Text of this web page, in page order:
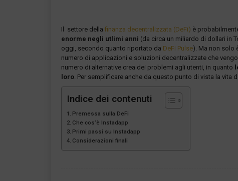
Il settore della finanza decentralizzata (DeFi) è
enorme negli utlimi anni (da circa un miliardo di dollari in
oggi, secondo quanto riportato da DeFi Pulse). Ma non solo
numero di applicazioni e soluzioni decentralizzate che
numero di alternative crea dei problemi agli utenti, in quanto
loro. Per semplificare anche da questo punto di vista la vita
Indice dei contenuti
Premessa sulla DeFi
Che cos’è Instadapp
Primi passi su Instadapp
Considerazioni finali